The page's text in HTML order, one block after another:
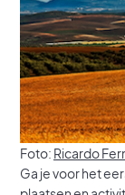
Foto: Ricardo
Ga je voor het